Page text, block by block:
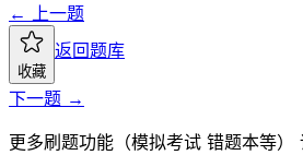
← 上一题
收藏
返回题库
下一题 →
更多刷题功能（模拟考试 错题本等